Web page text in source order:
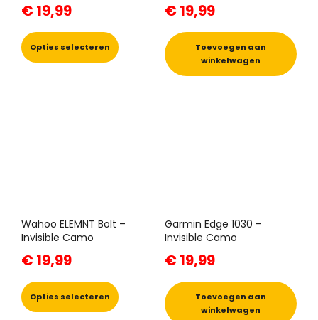
€19,99
Opties selecteren
product
€19,99
Toevoegen aan
winkelwagen
Wahoo ELEMNT Bolt –
Invisible Camo
€19,99
Opties selecteren
product
Garmin Edge 1030 –
Invisible Camo
€19,99
Toevoegen aan
winkelwagen